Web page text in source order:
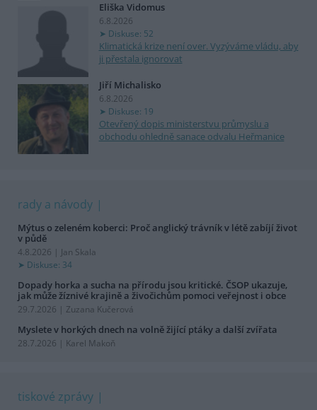
Eliška Vidomus
6.8.2026
Diskuse: 52
Klimatická krize není over. Vyzýváme vládu, aby
ji přestala ignorovat
Jiří Michalisko
6.8.2026
Diskuse: 19
Otevřený dopis ministerstvu průmyslu a
obchodu ohledně sanace odvalu Heřmanice
rady a návody
Mýtus o zeleném koberci: Proč anglický trávník v létě zabíjí život
v půdě
4.8.2026 | Jan Skala
Diskuse: 34
Dopady horka a sucha na přírodu jsou kritické. ČSOP ukazuje,
jak může žíznivé krajině a živočichům pomoci veřejnost i obce
29.7.2026 | Zuzana Kučerová
Myslete v horkých dnech na volně žijící ptáky a další zvířata
28.7.2026 | Karel Makoň
tiskové zprávy